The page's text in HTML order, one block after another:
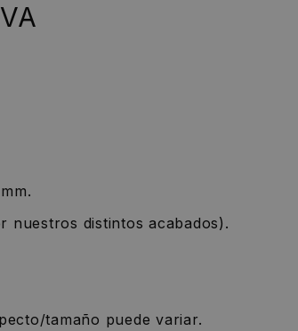
nuestros distintos acabados).
tamaño puede variar.